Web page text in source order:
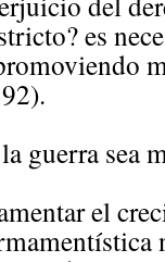
es
guerra sea
el